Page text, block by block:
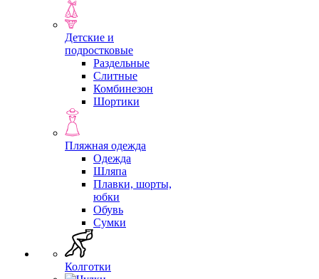
Детские и
подростковые
Раздельные
Слитные
Комбинезон
Шортики
Пляжная одежда
Одежда
Шляпа
Плавки, шорты,
юбки
Обувь
Сумки
Колготки